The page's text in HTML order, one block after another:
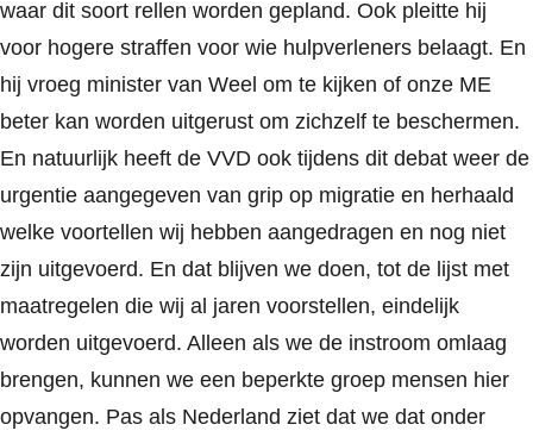
waar dit soort rellen worden gepland. Ook pleitte hij
voor hogere straffen voor wie hulpverleners belaagt. En
hij vroeg minister van Weel om te kijken of onze ME
beter kan worden uitgerust om zichzelf te beschermen.
En natuurlijk heeft de VVD ook tijdens dit debat weer de
urgentie aangegeven van grip op migratie en herhaald
welke voortellen wij hebben aangedragen en nog niet
zijn uitgevoerd. En dat blijven we doen, tot de lijst met
maatregelen die wij al jaren voorstellen, eindelijk
worden uitgevoerd. Alleen als we de instroom omlaag
brengen, kunnen we een beperkte groep mensen hier
opvangen. Pas als Nederland ziet dat we dat onder